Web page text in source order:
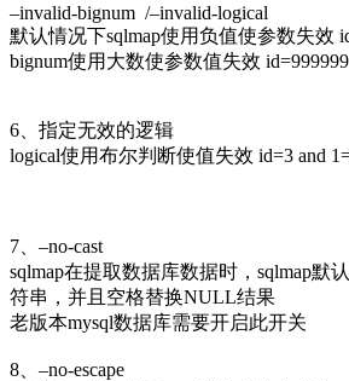
–invalid-bignum /–invalid-logical
默认情况下sqlmap使用负值使参数失效
bignum使用大数使参数值失效 id=999999
6、指定无效的逻辑
logical使用布尔判断使值失效 id=3 and
7、–no-cast
sqlmap在提取数据库数据时，sqlmap默
符串，并且空格替换NULL结果
老版本mysql数据库需要开启此开关
8、–no-escape